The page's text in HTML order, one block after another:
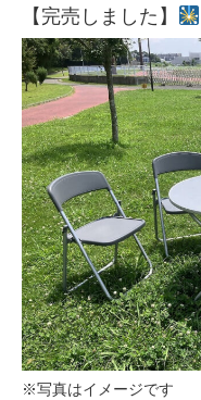
【完売しました】
※写真はイメージです